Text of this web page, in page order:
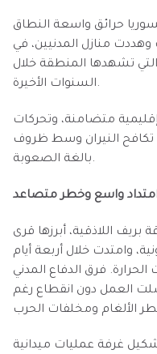
حرائق واسعة النطاق
منازل المدنيين، في
التي تشهدها المنطقة خلال
السنوات الأخيرة.
متضامنة، وتحركات
تكافح النيران وسط ظروف
بالغة الصعوبة.
اللاذقية، أبرزها قرى
وامتدت خلال أربعة أيام
فرق الدفاع المدني
العمل دون انقطاع رغم
غرفة عمليات ميدانية